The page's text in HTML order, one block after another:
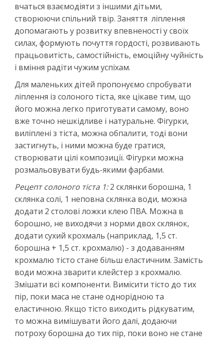
вчаться взаємодіяти з іншими дітьми,
створюючи спільний твір. Заняття ліплення
допомагають у розвитку впевненості у своїх
силах, формують почуття гордості, розвивають
працьовитість, самостійність, емоційну чуйність
і вміння радіти чужим успіхам.
Для маленьких дітей пропонуємо спробувати
ліплення із солоного тіста, яке цікаве тим, що
його можна легко приготувати самому, воно
вже точно нешкідливе і натуральне. Фігурки,
виліплені з тіста, можна обпалити, тоді вони
застигнуть, і ними можна буде гратися,
створювати цілі композиції. Фігурки можна
розмальовувати будь-якими фарбами.
Рецепт солоного тіста 1:2 склянки борошна, 1
склянка солі, 1 неповна склянка води, можна
додати 2 столові ложки клею ПВА. Можна в
борошно, не виходячи з норми двох склянок,
додати сухий крохмаль (наприклад, 1,5 ст.
борошна + 1,5 ст. крохмалю) - з додаванням
крохмалю тісто стане більш еластичним. Замість
води можна зварити клейстер з крохмалю.
Змішати всі компоненти. Вимісити тісто до тих
пір, поки маса не стане однорідною та
еластичною. Якщо тісто виходить рідкуватим,
то можна вимішувати його далі, додаючи
потроху борошна до тих пір, поки воно не стане